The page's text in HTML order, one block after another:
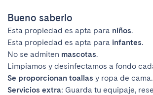
Bueno saberlo
Esta propiedad es apta para niños.
Esta propiedad es apta para infantes.
No se admiten mascotas.
Limpiamos y desinfectamos a fondo
Se proporcionan toallas y ropa de cama.
Servicios extra: Guarda tu equipaje,